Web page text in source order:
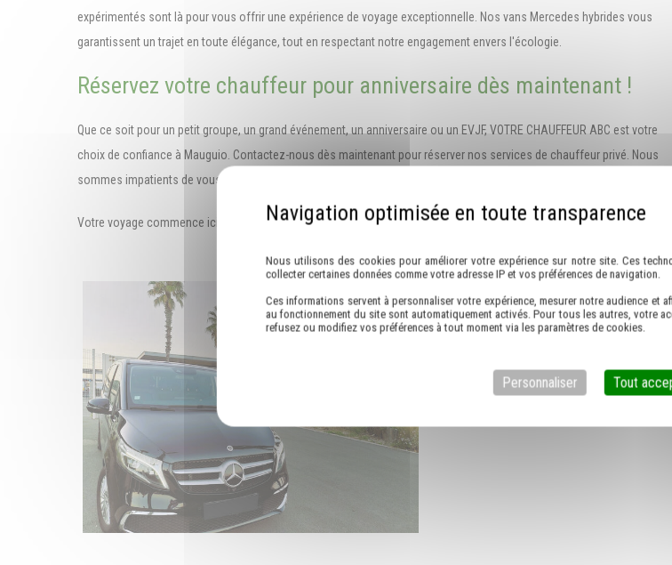
expérimentés sont là pour vous offrir une expérience de voyage exceptionnelle. Nos vans Mercedes hybrides vous
garantissent un trajet en toute élégance, tout en respectant notre engagement envers l'écologie.
Réservez votre chauffeur pour anniversaire dès maintenant !
Que ce soit pour un petit groupe, un grand événement, un anniversaire ou un EVJF, VOTRE CHAUFFEUR ABC est votre
choix de confiance à Mauguio. Contactez-nous dès maintenant pour réserver nos services de chauffeur privé. Nous
sommes impatients de vous offrir une expérience de voyage exceptionnelle, que vous ne manquerez pas d'apprécier.
Votre voyage commence ici avec VOTRE CHAUFFEUR ABC, votre partenaire chauffeur pour anniversaire à Mauguio.
Nous utilisons des cookies pour améliorer votre expérience sur notre site. Ces
collecter certaines données comme votre adresse IP et vos préférences de navigation.
Ces informations servent à personnaliser votre expérience, mesurer notre audience et
au fonctionnement du site sont automatiquement activés. Pour tous les autres, votre
refusez ou modifiez vos préférences à tout moment via les paramètres de cookies.
Tout
Personnaliser